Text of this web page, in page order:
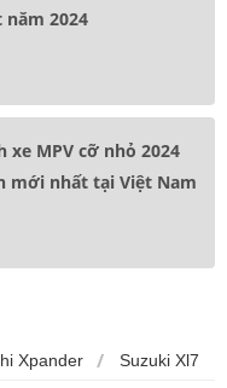
2024
xe MPV cỡ nhỏ 2024
mới nhất tại Việt Nam
Xpander Suzuki Xl7